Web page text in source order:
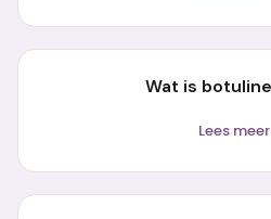
Wat is
Lees